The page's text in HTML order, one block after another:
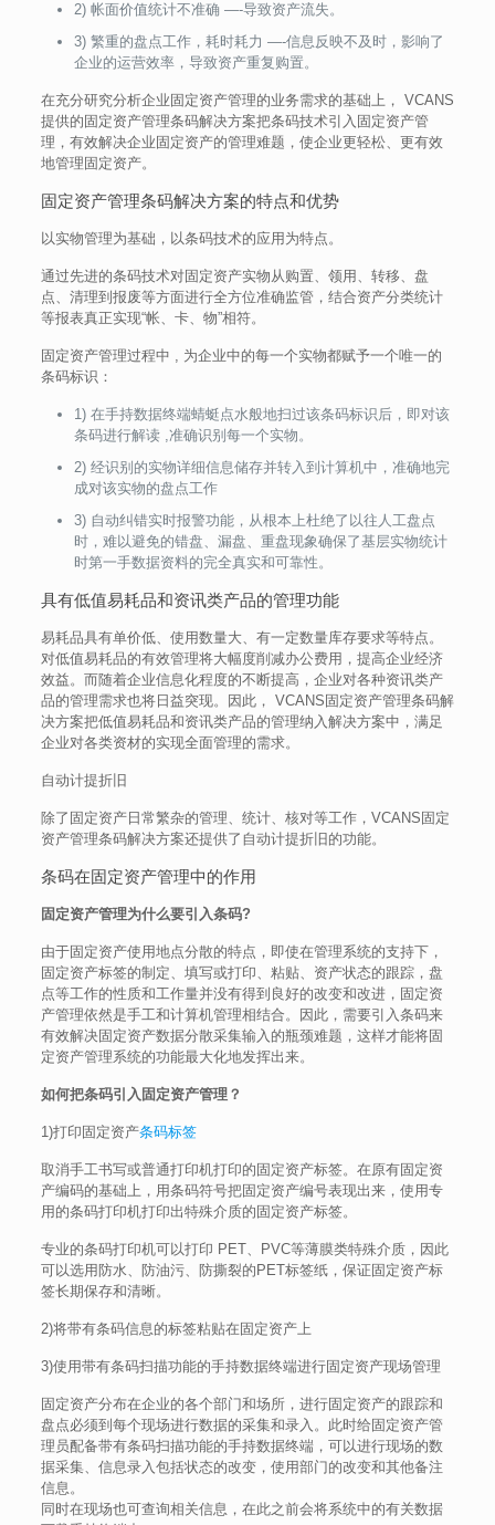
2) 帐面价值统计不准确 —-导致资产流失。
3) 繁重的盘点工作，耗时耗力 —-信息反映不及时，影响了
企业的运营效率，导致资产重复购置。
在充分研究分析企业固定资产管理的业务需求的基础上， VCANS
提供的固定资产管理条码解决方案把条码技术引入固定资产管
理，有效解决企业固定资产的管理难题，使企业更轻松、更有效
地管理固定资产。
固定资产管理条码解决方案的特点和优势
以实物管理为基础，以条码技术的应用为特点。
通过先进的条码技术对固定资产实物从购置、领用、转移、盘
点、清理到报废等方面进行全方位准确监管，结合资产分类统计
等报表真正实现“帐、卡、物”相符。
固定资产管理过程中 , 为企业中的每一个实物都赋予一个唯一的
条码标识：
1) 在手持数据终端蜻蜓点水般地扫过该条码标识后，即对该
条码进行解读 ,准确识别每一个实物。
2) 经识别的实物详细信息储存并转入到计算机中，准确地完
成对该实物的盘点工作
3) 自动纠错实时报警功能，从根本上杜绝了以往人工盘点
时，难以避免的错盘、漏盘、重盘现象确保了基层实物统计
时第一手数据资料的完全真实和可靠性。
具有低值易耗品和资讯类产品的管理功能
易耗品具有单价低、使用数量大、有一定数量库存要求等特点。
对低值易耗品的有效管理将大幅度削减办公费用，提高企业经济
效益。而随着企业信息化程度的不断提高，企业对各种资讯类产
品的管理需求也将日益突现。因此， VCANS固定资产管理条码解
决方案把低值易耗品和资讯类产品的管理纳入解决方案中，满足
企业对各类资材的实现全面管理的需求。
自动计提折旧
除了固定资产日常繁杂的管理、统计、核对等工作，VCANS固定
资产管理条码解决方案还提供了自动计提折旧的功能。
条码在固定资产管理中的作用
固定资产管理为什么要引入条码?
由于固定资产使用地点分散的特点，即使在管理系统的支持下，
固定资产标签的制定、填写或打印、粘贴、资产状态的跟踪，盘
点等工作的性质和工作量并没有得到良好的改变和改进，固定资
产管理依然是手工和计算机管理相结合。因此，需要引入条码来
有效解决固定资产数据分散采集输入的瓶颈难题，这样才能将固
定资产管理系统的功能最大化地发挥出来。
如何把条码引入固定资产管理？
1)打印固定资产条码标签
取消手工书写或普通打印机打印的固定资产标签。在原有固定资
产编码的基础上，用条码符号把固定资产编号表现出来，使用专
用的条码打印机打印出特殊介质的固定资产标签。
专业的条码打印机可以打印 PET、PVC等薄膜类特殊介质，因此
可以选用防水、防油污、防撕裂的PET标签纸，保证固定资产标
签长期保存和清晰。
2)将带有条码信息的标签粘贴在固定资产上
3)使用带有条码扫描功能的手持数据终端进行固定资产现场管理
固定资产分布在企业的各个部门和场所，进行固定资产的跟踪和
盘点必须到每个现场进行数据的采集和录入。此时给固定资产管
理员配备带有条码扫描功能的手持数据终端，可以进行现场的数
据采集、信息录入包括状态的改变，使用部门的改变和其他备注
信息。
同时在现场也可查询相关信息，在此之前会将系统中的有关数据